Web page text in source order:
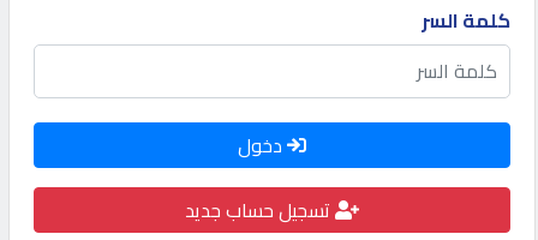
كيو
نمبر
كيو
كارز
كلمة السر
دخول
تسجيل حساب جديد